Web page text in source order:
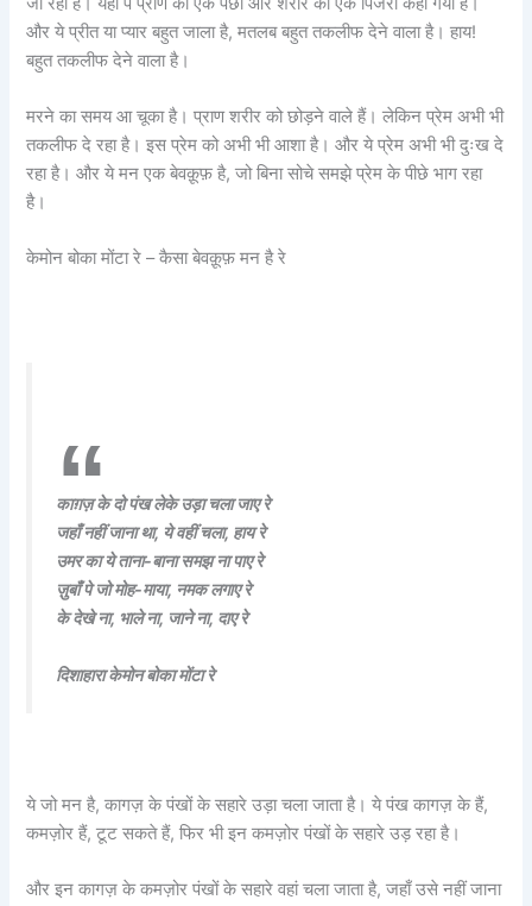
और ये प्रीत या प्यार बहुत जाला है, मतलब बहुत तकलीफ देने वाला है। हाय!
बहुत तकलीफ देने वाला है।
मरने का समय आ चूका है। प्राण शरीर को छोड़ने वाले हैं। लेकिन प्रेम अभी भी
तकलीफ दे रहा है। इस प्रेम को अभी भी आशा है। और ये प्रेम अभी भी दुःख दे
रहा है। और ये मन एक बेवक़ूफ़ है, जो बिना सोचे समझे प्रेम के पीछे भाग रहा
है।
केमोन बोका मोंटा रे – कैसा बेवक़ूफ़ मन है रे
काग़ज़ के दो पंख लेके उड़ा चला जाए रे
जहाँ नहीं जाना था, ये वहीं चला, हाय रे
उमर का ये ताना-बाना समझ ना पाए रे
ज़ुबाँ पे जो मोह-माया, नमक लगाए रे
के देखे ना, भाले ना, जाने ना, दाए रे
दिशाहारा केमोन बोका मोंटा रे
ये जो मन है, कागज़ के पंखों के सहारे उड़ा चला जाता है। ये पंख कागज़ के हैं,
कमज़ोर हैं, टूट सकते हैं, फिर भी इन कमज़ोर पंखों के सहारे उड़ रहा है।
और इन कागज़ के कमज़ोर पंखों के सहारे वहां चला जाता है, जहाँ उसे नहीं जाना